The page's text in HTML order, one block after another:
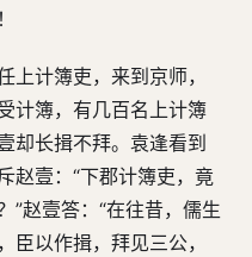
上计簿吏，来到京师，
计簿，有几百名上计簿
却长揖不拜。袁逢看到
赵壹：“下郡计簿吏，竟
”赵壹答：“在往昔，儒生
臣以作揖，拜见三公，